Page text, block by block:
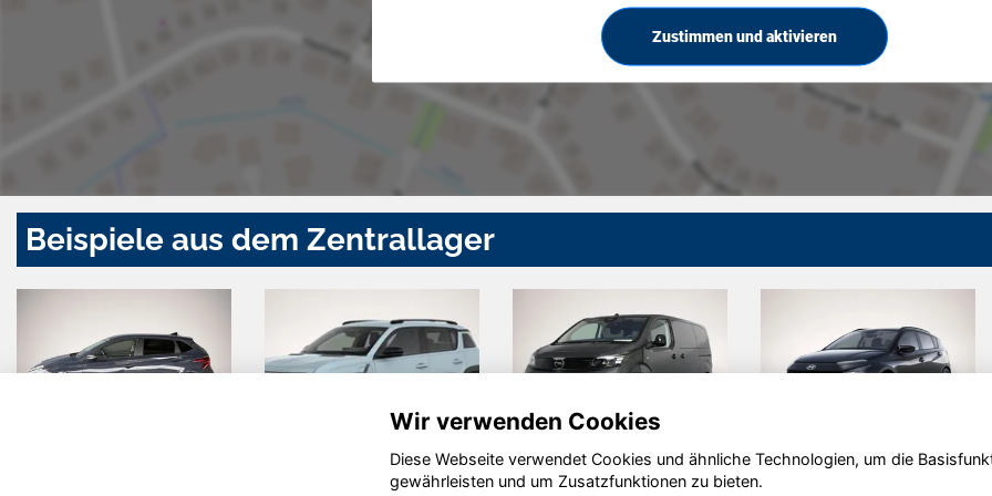
Zustimmen und aktivieren
Beispiele aus dem Zentrallager
Hyundai Volvo ES90
Wir verwenden Cookies
Diese Webseite verwendet Cookies und ähnliche Technologien, um die
gewährleisten und um Zusatzfunktionen zu bieten.